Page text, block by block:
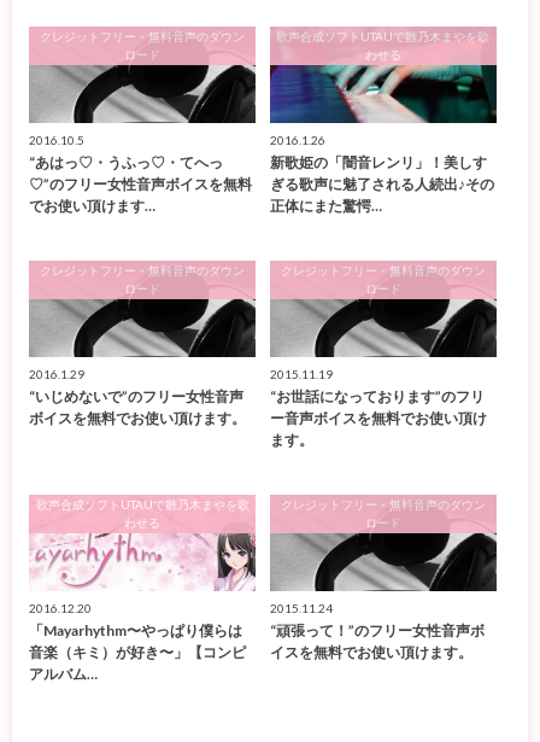
クレジットフリー・無料音声のダウン
ロード
2016.10.5
“あはっ♡・うふっ♡・てへっ
♡”のフリー女性音声ボイスを無料
でお使い頂けます…
歌声合成ソフトUTAUで雛乃木まやを歌
わせる
2016.1.26
新歌姫の「闇音レンリ」！美しす
ぎる歌声に魅了される人続出♪その
正体にまた驚愕…
クレジットフリー・無料音声のダウン
ロード
2016.1.29
“いじめないで”のフリー女性音声
ボイスを無料でお使い頂けます。
クレジットフリー・無料音声のダウン
ロード
2015.11.19
“お世話になっております”のフリ
ー音声ボイスを無料でお使い頂け
ます。
歌声合成ソフトUTAUで雛乃木まやを歌
わせる
2016.12.20
「Mayarhythm〜やっぱり僕らは
音楽（キミ）が好き〜」【コンピ
アルバム…
クレジットフリー・無料音声のダウン
ロード
2015.11.24
“頑張って！”のフリー女性音声ボ
イスを無料でお使い頂けます。